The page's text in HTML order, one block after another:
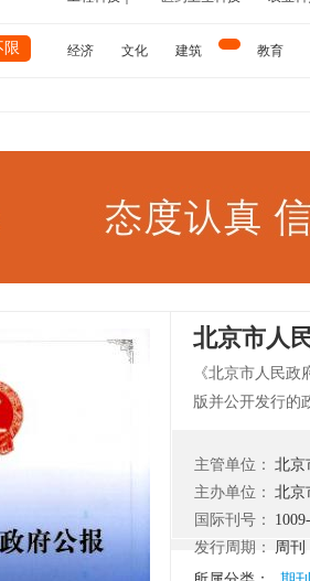
限 经济 文化 建筑 教育
北京市人
《北京市人民
版并公开发行的
主管单位： 北京
主办单位： 北京
国际刊号：
发行周期：
周刊